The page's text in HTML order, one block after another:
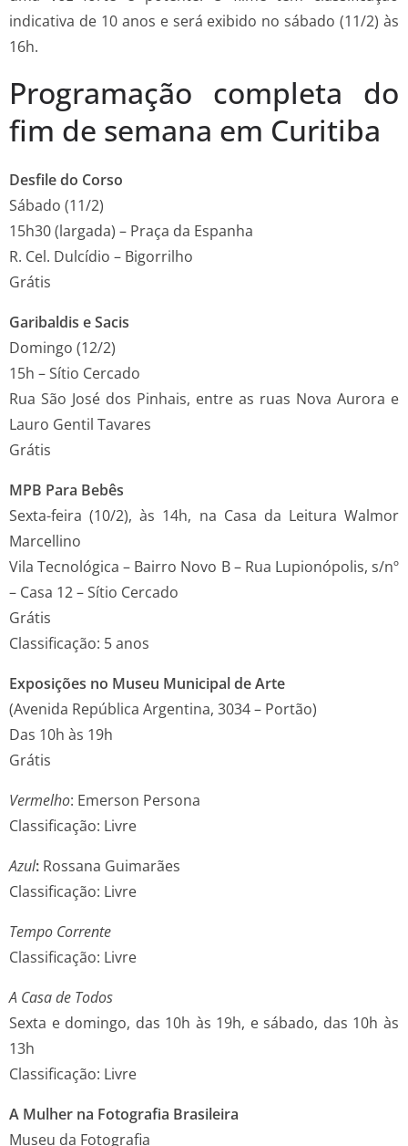
indicativa de 10 anos e será exibido no sábado (11/2) às
16h.
Programação completa do
fim de semana em Curitiba
Desfile do Corso
Sábado (11/2)
15h30 (largada) – Praça da Espanha
R. Cel. Dulcídio – Bigorrilho
Grátis
Garibaldis e Sacis
Domingo (12/2)
15h – Sítio Cercado
Rua São José dos Pinhais, entre as ruas Nova Aurora e
Lauro Gentil Tavares
Grátis
MPB Para Bebês
Sexta-feira (10/2), às 14h, na Casa da Leitura Walmor
Marcellino
Vila Tecnológica – Bairro Novo B – Rua Lupionópolis, s/nº
– Casa 12 – Sítio Cercado
Grátis
Classificação: 5 anos
Exposições no Museu Municipal de Arte
(Avenida República Argentina, 3034 – Portão)
Das 10h às 19h
Grátis
Vermelho: Emerson Persona
Classificação: Livre
Azul: Rossana Guimarães
Classificação: Livre
Tempo Corrente
Classificação: Livre
A Casa de Todos
Sexta e domingo, das 10h às 19h, e sábado, das 10h às
13h
Classificação: Livre
A Mulher na Fotografia Brasileira
Museu da Fotografia